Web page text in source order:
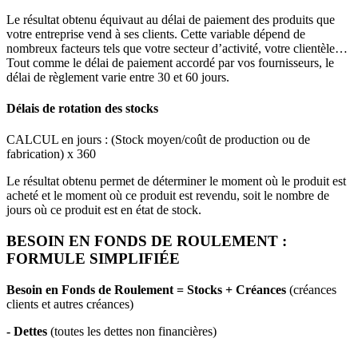
Le résultat obtenu équivaut au délai de paiement des produits que
votre entreprise vend à ses clients. Cette variable dépend de
nombreux facteurs tels que votre secteur d’activité, votre clientèle…
Tout comme le délai de paiement accordé par vos fournisseurs, le
délai de règlement varie entre 30 et 60 jours.
Délais de rotation des stocks
CALCUL en jours : (Stock moyen/coût de production ou de
fabrication) x 360
Le résultat obtenu permet de déterminer le moment où le produit est
acheté et le moment où ce produit est revendu, soit le nombre de
jours où ce produit est en état de stock.
BESOIN EN FONDS DE ROULEMENT :
FORMULE SIMPLIFIÉE
Besoin en Fonds de Roulement = Stocks + Créances (créances
clients et autres créances)
- Dettes (toutes les dettes non financières)